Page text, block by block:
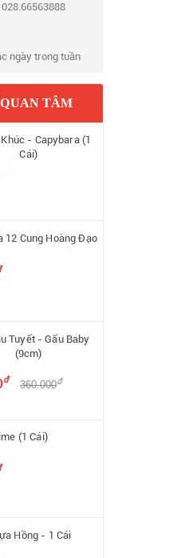
ngày trong tuần
TÂM
- Capybara (1
Cái)
12 Cung Hoàng Đạo
Tuyết - Gấu Baby
(9cm)
đ 360.000đ
(1 Cái)
Hồng - 1 Cái